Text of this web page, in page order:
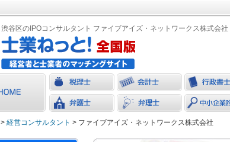
渋谷区のIPOコンサルタント ファイブアイズ・ネットワークス株式会社
> 経営コンサルタント > ファイブアイズ・ネットワークス株式会社